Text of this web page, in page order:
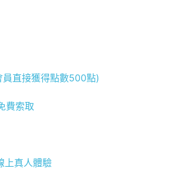
直接獲得點數500點)
費索取
上真人體驗